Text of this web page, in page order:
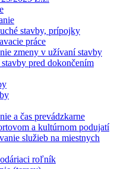
stavby, prípojky
práce
zmeny v užívaní stavby
pred dokončením
a čas prevádzkarne
a kultúrnom podujatí
služieb na miestnych
roľník